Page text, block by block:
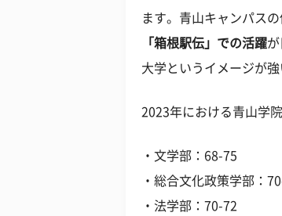
ます。青山キャンパス
「箱根駅伝」での活躍
大学というイメージが
2023年における青山学
・文学部：68-75
・総合文化政策学部：
・法学部：70-72